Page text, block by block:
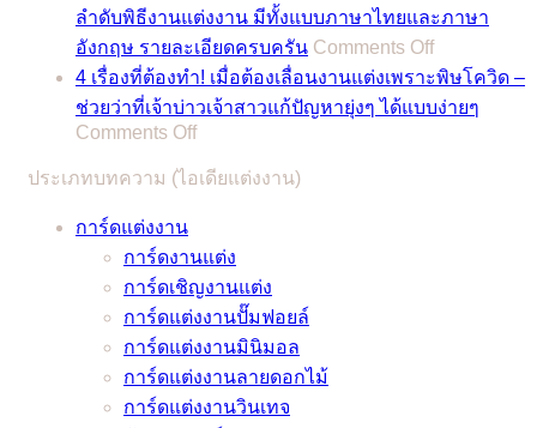
สำหรับ
พิธี
มงคล
สมรส
เคล็ด
ชื่อ
ดัง
หมอ
ช้าง
และ
รวม
ฤกษ์
ดี
สำหรับ
มงคล
ลับ
จาก
หมอดู
ชื่อ
ดัง
ชุด
แต่งงาน
11
สไตล์
อิน
รนด์
ลำดับพิธีงานแต่งงาน มีทั้งแบบภาษาไทยและภาษา
อังกฤษ รายละเอียดครบครัน Comments Offon
รวม
12
ตัวอย่าง
4 เรื่องที่ต้องทำ! เมื่อต้องเลื่อนงานแต่งเพราะพิษโควิด –
ช่วยว่าที่เจ้าบ่าวเจ้าสาวแก้ปัญหายุ่งๆ ได้แบบง่ายๆ
Comments Offon
เรื่อง
ทำ!
เมื่อ
ต้อง
เลื่อน
งาน
แต่ง
ประเภทบทความ (ไอเดียแต่งงาน)
การ์ดแต่งงาน
การ์ดงานแต่ง
การ์ดเชิญงานแต่ง
การ์ดแต่งงานปั๊มฟอยล์
การ์ดแต่งงานมินิมอล
การ์ดแต่งงานลายดอกไม้
การ์ดแต่งงานวินเทจ